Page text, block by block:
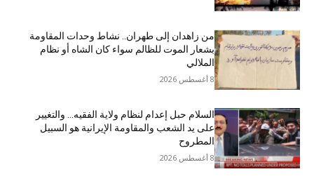
من زاهدان إلى طهران.. نشاط وحدات المقاومة
بشعار الموت للظالم سواء كان الشاه أو نظام
الملالي
8 أغسطس 2026
السلام حبل إعدام لنظام ولاية الفقيه… والتغيير
على يد الشعب والمقاومة الإيرانية هو السبيل
المطروح
8 أغسطس 2026